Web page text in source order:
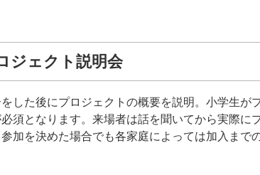
ジェクト説明会
した後にプロジェクトの概要を説明。小学生が
須となります。来場者は話を聞いてから実際に
加を決めた場合でも各家庭によっては加入まで